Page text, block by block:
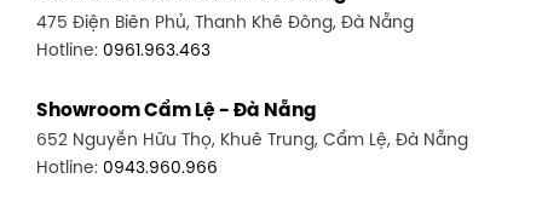
Hotline:0946.480.580
348 Đ. Bạch Đằng, P. 14, Bình Thạnh, TP HCM
Hotline:0902.716.230
475 Điện Biên Phủ, Thanh Khê Đông, Đà Nẵng
Hotline: 0961.963.463
Showroom Cẩm Lệ - Đà Nẵng
652 Nguyễn Hữu Thọ, Khuê Trung, Cẩm Lệ, Đà Nẵng
Hotline: 0943.960.966